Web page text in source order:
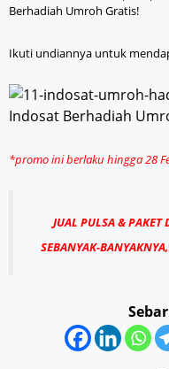
Ikuti undiannya untuk
*promo ini berlaku hingga 28
JUAL PULSA &
SEBANYAK-